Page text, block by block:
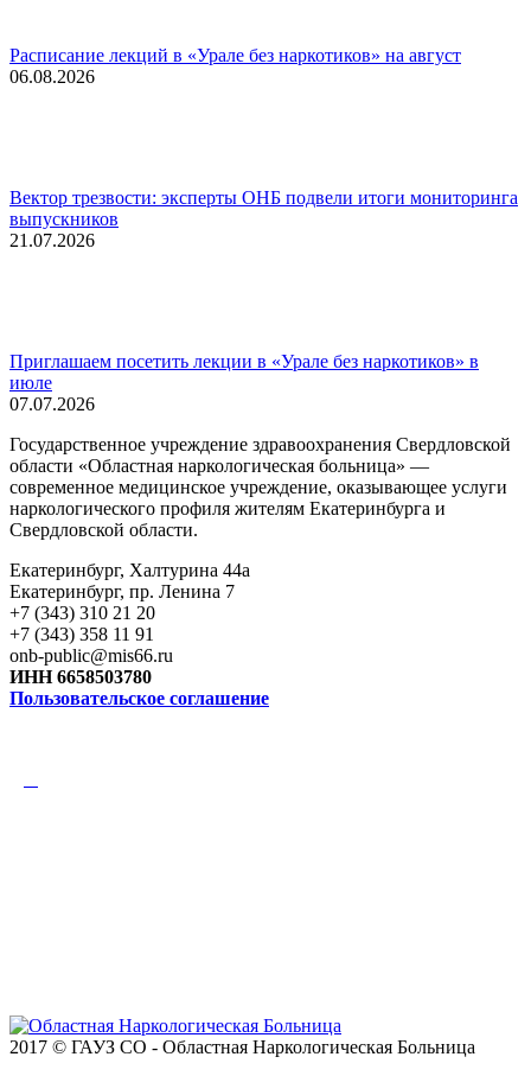
Расписание лекций в «Урале без наркотиков» на август
06.08.2026
Вектор трезвости: эксперты ОНБ подвели итоги мониторинга
выпускников
21.07.2026
Приглашаем посетить лекции в «Урале без наркотиков» в
июле
07.07.2026
Государственное учреждение здравоохранения Свердловской
области «Областная наркологическая больница» —
современное медицинское учреждение, оказывающее услуги
наркологического профиля жителям Екатеринбурга и
Свердловской области.
Екатеринбург, Халтурина 44а
Екатеринбург, пр. Ленина 7
+7 (343) 310 21 20
+7 (343) 358 11 91
onb-public@mis66.ru
ИНН 6658503780
Пользовательское соглашение
2017 © ГАУЗ СО - Областная Наркологическая Больница